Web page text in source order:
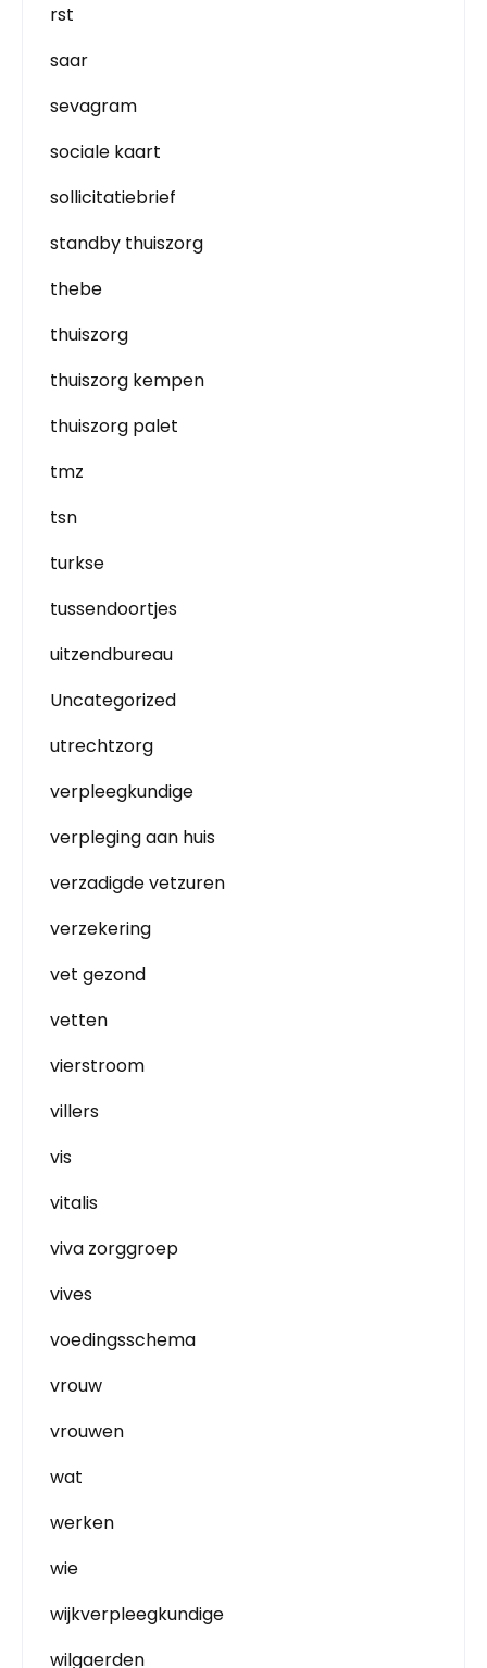
rst
saar
sevagram
sociale kaart
sollicitatiebrief
standby thuiszorg
thebe
thuiszorg
thuiszorg kempen
thuiszorg palet
tmz
tsn
turkse
tussendoortjes
uitzendbureau
Uncategorized
utrechtzorg
verpleegkundige
verpleging aan huis
verzadigde vetzuren
verzekering
vet gezond
vetten
vierstroom
villers
vis
vitalis
viva zorggroep
vives
voedingsschema
vrouw
vrouwen
wat
werken
wie
wijkverpleegkundige
wilgaerden